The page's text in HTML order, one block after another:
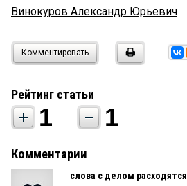
Винокуров Александр Юрьевич
Комментировать
Рейтинг статьи
1 1
Комментарии
слова с делом расходятся